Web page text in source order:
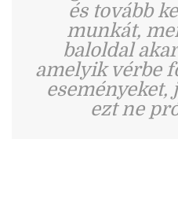
és tovább
munkát,
baloldal
amelyik vérbe
eseményeket,
ezt ne